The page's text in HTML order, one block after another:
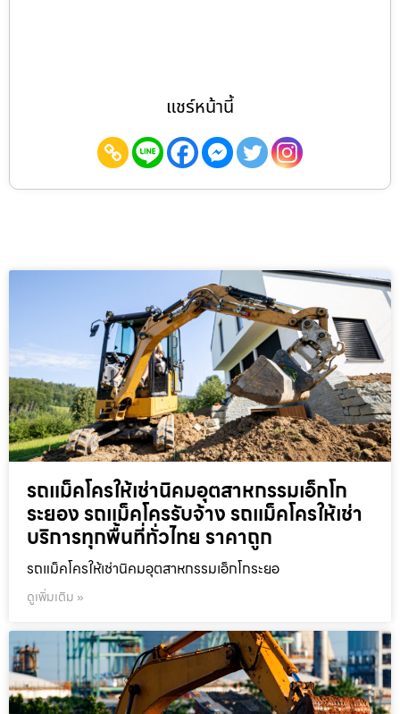
แชร์หน้านี้
รถแม็คโครให้เช่านิคมอุตสาหกรรมเอ็กโก
ระยอง รถแม็คโครรับจ้าง รถแม็คโครให้เช่า
บริการทุกพื้นที่ทั่วไทย ราคาถูก
รถแม็คโครให้เช่านิคมอุตสาหกรรมเอ็กโกระยอ
ดูเพิ่มเติม »